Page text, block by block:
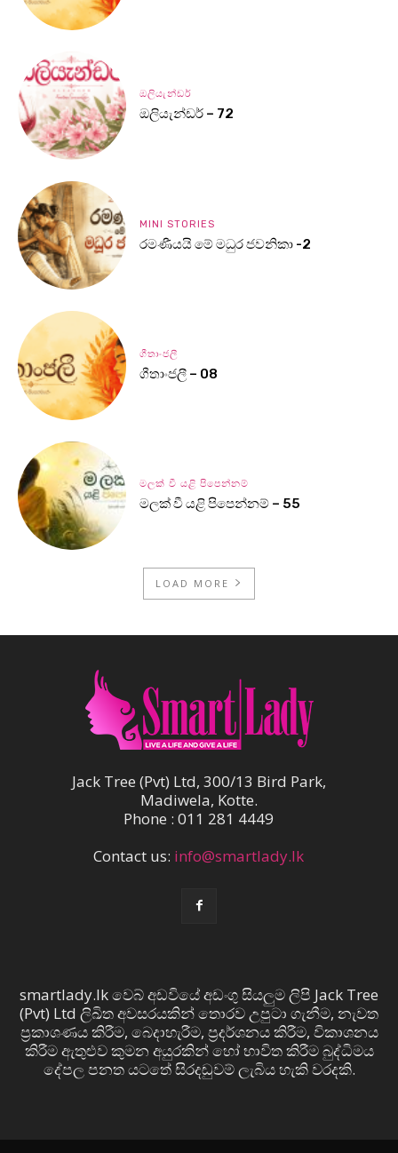
ඔලියැන්ඩර්
ඔලියැන්ඩර් – 72
MINI STORIES
රමණීයයි මේ මධුර ජවනිකා -2
ගීතාංජලී
ගීතාංජලී – 08
මලක් වී යළි පිපෙන්නම්
මලක් වී යළි පිපෙන්නම් – 55
LOAD MORE
Jack Tree (Pvt) Ltd, 300/13 Bird Park,
Madiwela, Kotte.
Phone : 011 281 4449
Contact us: info@smartlady.lk
smartlady.lk වෙබ් අඩවියේ අඩංගු සියලුම ලිපි Jack Tree
(Pvt) Ltd ලිඛිත අවසරයකින් තොරව උපුටා ගැනීම, නැවත
ප්‍රකාශණය කිරීම, බෙදාහැරීම, ප්‍රදර්ශනය කිරීම, විකාශනය
කිරීම ඇතුළුව කුමන අයුරකින් හෝ භාවිත කිරීම බුද්ධිමය
දේපල පනත යටතේ සිරදඬුවම් ලැබිය හැකි වරදකි.